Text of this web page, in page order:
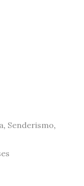
, Senderismo,